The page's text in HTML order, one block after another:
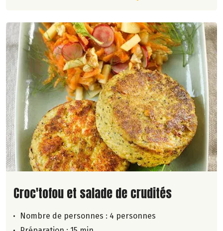
Lire la suite de la recette
Croc'tofou et salade de crudités
Nombre de personnes : 4 personnes